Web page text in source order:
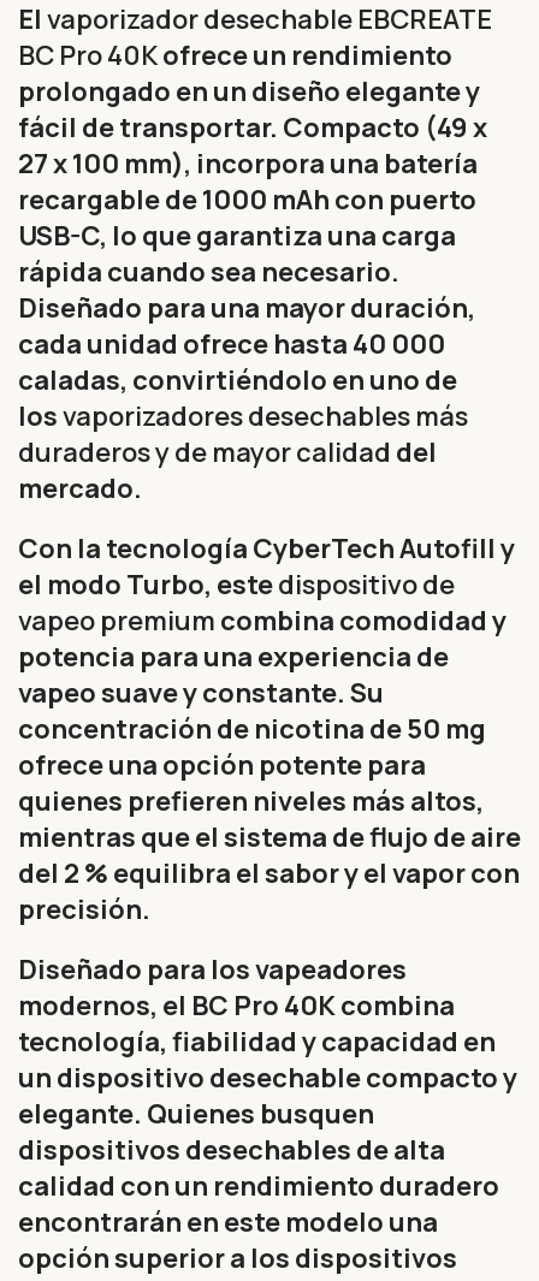
El vaporizador desechable EBCREATE
BC Pro 40Kofrece un rendimiento
prolongado en un diseño elegante y
fácil de transportar. Compacto (49 x
27 x 100 mm), incorpora una batería
recargable de 1000 mAh con puerto
USB-C, lo que garantiza una carga
rápida cuando sea necesario.
Diseñado para una mayor duración,
cada unidad ofrece hasta 40 000
caladas, convirtiéndolo en uno de
losvaporizadores desechables más
duraderos y de mayor calidad del
mercado.
Con la tecnología CyberTech Autofill y
el modo Turbo, estedispositivo de
vapeo premium combina comodidad y
potencia para una experiencia de
vapeo suave y constante. Su
concentración de nicotina de 50 mg
ofrece una opción potente para
quienes prefieren niveles más altos,
mientras que el sistema de flujo de aire
del 2 % equilibra el sabor y el vapor con
precisión.
Diseñado para los vapeadores
modernos, el BC Pro 40K combina
tecnología, fiabilidad y capacidad en
un dispositivo desechable compacto y
elegante. Quienes busquen
dispositivos desechables de alta
calidad con un rendimiento duradero
encontrarán en este modelo una
opción superior a los dispositivos